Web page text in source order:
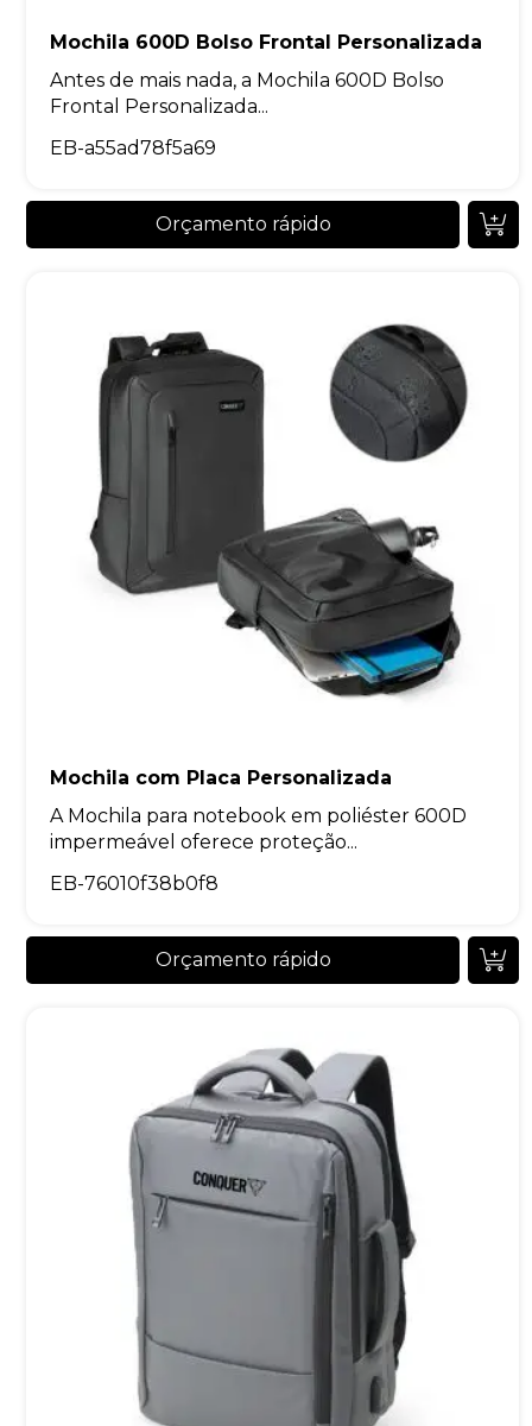
Mochila 600D Bolso Frontal Personalizada
Antes de mais nada, a Mochila 600D Bolso
Frontal Personalizada...
EB-a55ad78f5a69
Orçamento rápido
Mochila com Placa Personalizada
A Mochila para notebook em poliéster 600D
impermeável oferece proteção...
EB-76010f38b0f8
Orçamento rápido